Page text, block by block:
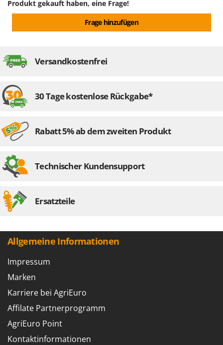
Rato
Redback
Ribimex
Ritter
Robomow
Royal Food
S
Santos
Sbaraglia
Schnitzer
Seven Italy
Shark
Shindaiwa
Silky
Simatech
Produkt gekauft haben, eine Frage!
Frage hinzufügen
Versandkostenfrei
30 Tage kostenlose Rückgabe*
Rabatt 5% ab dem zweiten Produkt
Technischer Kundensupport
Ersatzteile
Allgemeine Informationen
Impressum
Marken
Karriere bei AgriEuro
Affilate Partnerprogramm
AgriEuro Point
Kontaktinformationen